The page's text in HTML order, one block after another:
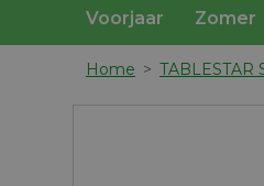
Voorjaar Zomer
Home >